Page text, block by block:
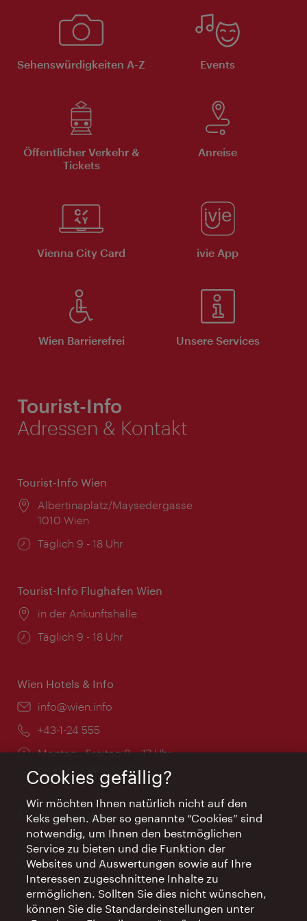
Sehenswürdigkeiten A-Z Events
Öffentlicher Verkehr &
Tickets
Anreise
Vienna City Card ivie App
Wien Barrierefrei Unsere Services
Tourist-Info
Adressen & Kontakt
Tourist-Info Wien
Ort:
Albertinaplatz/Maysedergasse
1010 Wien
Öffnungszeiten:
Täglich 9 - 18 Uhr
Tourist-Info Flughafen Wien
Ort:
in der Ankunftshalle
Öffnungszeiten:
Täglich 9 - 18 Uhr
Wien Hotels & Info
Email:
info@wien.info
Telefon:
+43-1-24 555
Öffnungszeiten:
Montag - Freitag 9 – 17 Uhr
Feiertags geschlossen
AI Concierge Wien
Ort:
concierge.wien.info
Öffnungszeiten:
Informationen rund um die Uhr
Cookies gefällig?
Wir möchten Ihnen natürlich nicht auf den
Keks gehen. Aber so genannte “Cookies” sind
notwendig, um Ihnen den bestmöglichen
Service zu bieten und die Funktion der
Websites und Auswertungen sowie auf Ihre
Interessen zugeschnittene Inhalte zu
ermöglichen. Sollten Sie dies nicht wünschen,
können Sie die Standardeinstellungen unter